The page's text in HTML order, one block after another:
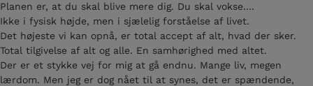
Planen er, at du skal blive mere dig. Du skal vokse….
Ikke i fysisk højde, men i sjælelig forståelse af livet.
Det højeste vi kan opnå, er total accept af alt, hvad der sker.
Total tilgivelse af alt og alle. En samhørighed med altet.
Der er et stykke vej for mig at gå endnu. Mange liv, megen
lærdom. Men jeg er dog nået til at synes, det er spændende,